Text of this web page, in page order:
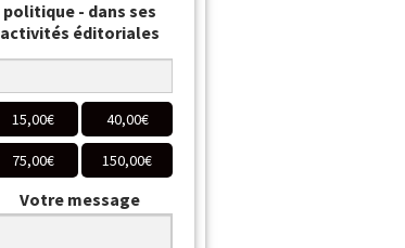
politique - dans ses
activités éditoriales
15,00€ 40,00€
75,00€ 150,00€
Votre message